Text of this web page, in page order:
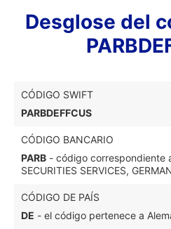
Desglose del
CÓDIGO SWIFT
PARBDEFFCUS
CÓDIGO BANCARIO
PARB - código correspondiente
SECURITIES SERVICES,
CÓDIGO DE PAÍS
DE - el código pertenece a